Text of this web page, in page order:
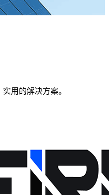
用的解决方案。